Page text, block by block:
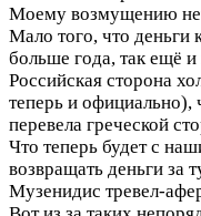
Моему возмущению
Мало того, что деньги
больше года, так ещё и
Российская сторона
теперь и официально),
перевела греческой
Что теперь будет с
возвращать деньги за
Музенидис тревел-